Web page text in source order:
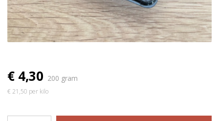
€ 4,30 200 gram
€ 21,50 per kilo